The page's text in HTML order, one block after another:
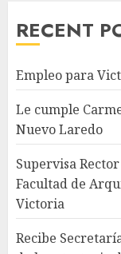
RECENT
Empleo para
Le cumple
Nuevo Laredo
Supervisa
Facultad de
Victoria
Recibe